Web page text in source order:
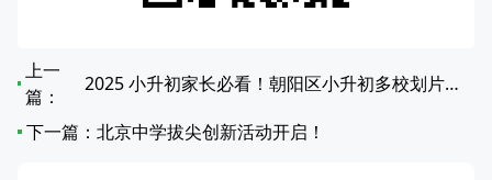
上一
篇：
2025 小升初家长必看！朝阳区小升初多校划片对应中学全览
下一篇： 北京中学拔尖创新活动开启！